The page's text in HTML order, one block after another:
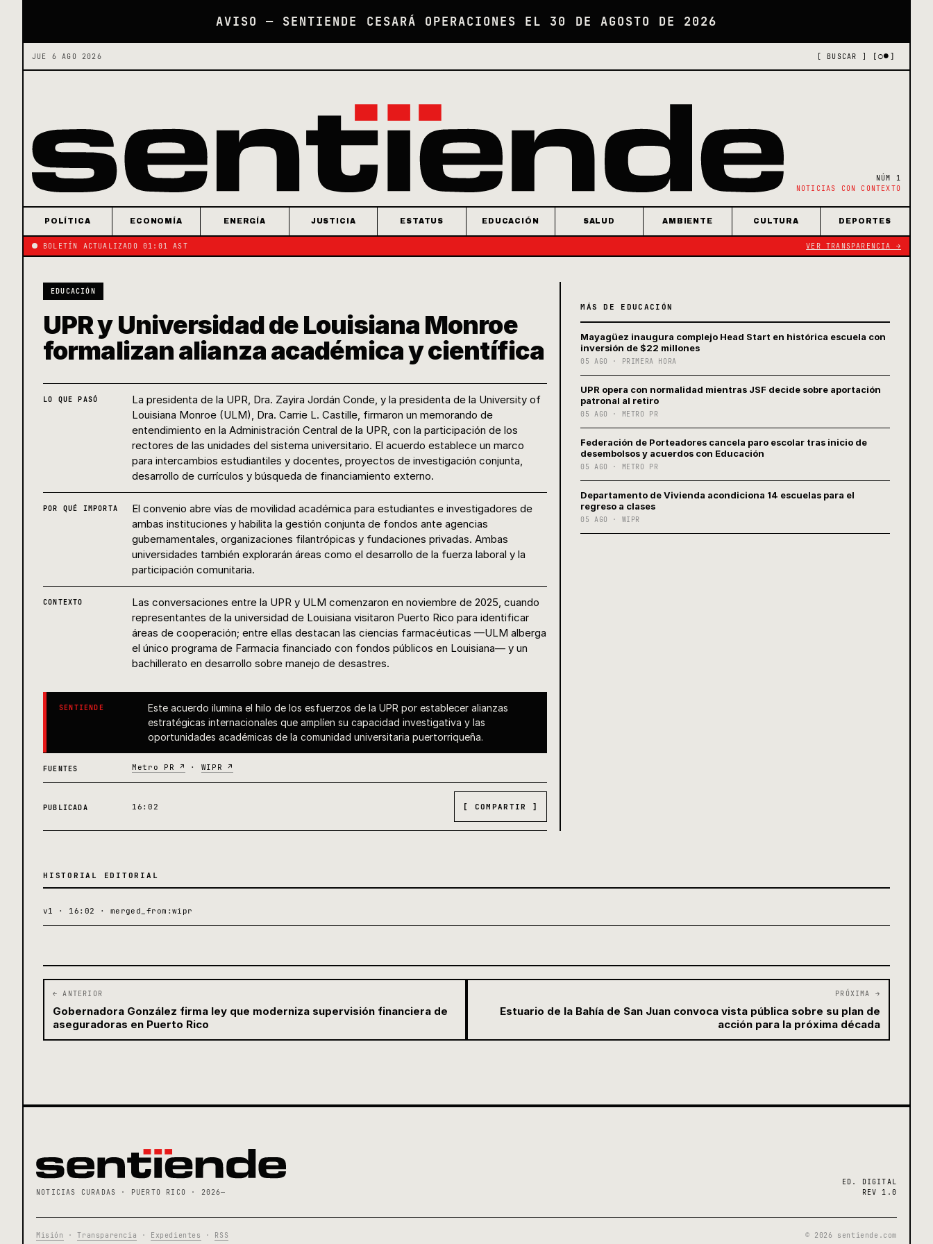
AVISO — SENTIENDE CESARÁ OPERACIONES EL 30 DE AGOSTO DE 2026
JUE 6 AGO 2026 [ BUSCAR ] [○●]
NÚM 1
NOTICIAS CON CONTEXTO
POLÍTICA ECONOMÍA ENERGÍA JUSTICIA ESTATUS EDUCACIÓN SALUD AMBIENTE CULTURA DEPORTES
BOLETÍN ACTUALIZADO 01:01 AST VER TRANSPARENCIA →
EDUCACIÓN
UPR y Universidad de Louisiana Monroe
formalizan alianza académica y científica
LO QUE PASÓ
La presidenta de la UPR, Dra. Zayira Jordán Conde, y la presidenta de la University of
Louisiana Monroe (ULM), Dra. Carrie L. Castille, firmaron un memorando de
entendimiento en la Administración Central de la UPR, con la participación de los
rectores de las unidades del sistema universitario. El acuerdo establece un marco
para intercambios estudiantiles y docentes, proyectos de investigación conjunta,
desarrollo de currículos y búsqueda de financiamiento externo.
POR QUÉ IMPORTA
El convenio abre vías de movilidad académica para estudiantes e investigadores de
ambas instituciones y habilita la gestión conjunta de fondos ante agencias
gubernamentales, organizaciones filantrópicas y fundaciones privadas. Ambas
universidades también explorarán áreas como el desarrollo de la fuerza laboral y la
participación comunitaria.
CONTEXTO
Las conversaciones entre la UPR y ULM comenzaron en noviembre de 2025, cuando
representantes de la universidad de Louisiana visitaron Puerto Rico para identificar
áreas de cooperación; entre ellas destacan las ciencias farmacéuticas —ULM alberga
el único programa de Farmacia financiado con fondos públicos en Louisiana— y un
bachillerato en desarrollo sobre manejo de desastres.
SENTIENDE
Este acuerdo ilumina el hilo de los esfuerzos de la UPR por establecer alianzas
estratégicas internacionales que amplíen su capacidad investigativa y las
oportunidades académicas de la comunidad universitaria puertorriqueña.
FUENTES Metro PR ↗ · WIPR ↗
PUBLICADA 16:02 [ COMPARTIR ]
MÁS DE EDUCACIÓN
Mayagüez inaugura complejo Head Start en histórica escuela con
inversión de $22 millones
05 AGO · PRIMERA HORA
UPR opera con normalidad mientras JSF decide sobre aportación
patronal al retiro
05 AGO · METRO PR
Federación de Porteadores cancela paro escolar tras inicio de
desembolsos y acuerdos con Educación
05 AGO · METRO PR
Departamento de Vivienda acondiciona 14 escuelas para el
regreso a clases
05 AGO · WIPR
HISTORIAL EDITORIAL
v1 · 16:02 · merged_from:wipr
← ANTERIOR
Gobernadora González firma ley que moderniza supervisión financiera de
aseguradoras en Puerto Rico
PRÓXIMA →
Estuario de la Bahía de San Juan convoca vista pública sobre su plan de
acción para la próxima década
NOTICIAS CURADAS · PUERTO RICO · 2026—
ED. DIGITAL
REV 1.0
Misión ·Transparencia · Expedientes · RSS © 2026 sentiende.com